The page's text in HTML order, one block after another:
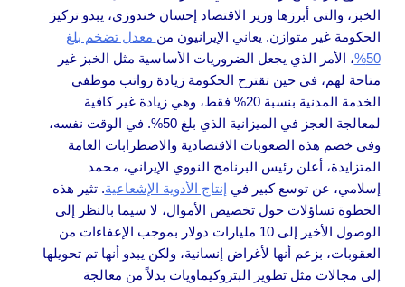
الخبز، والتي أبرزها وزير الاقتصاد إحسان خندوزي، يبدو تركيز
الحكومة غير متوازن. يعاني الإيرانيون من معدل تضخم بلغ
50%
، الأمر الذي يجعل الضروريات الأساسية مثل الخبز غير
متاحة لهم، في حين تقترح الحكومة زيادة رواتب موظفي
الخدمة المدنية بنسبة 20% فقط، وهي زيادة غير كافية
لمعالجة العجز في الميزانية الذي بلغ 50%. في الوقت نفسه،
وفي خضم هذه الصعوبات الاقتصادية والاضطرابات العامة
المتزايدة، أعلن رئيس البرنامج النووي الإيراني، محمد
إسلامي، عن توسع كبير في إنتاج الأدوية الإشعاعية. تثير هذه
الخطوة تساؤلات حول تخصيص الأموال، لا سيما بالنظر إلى
الوصول الأخير إلى 10 مليارات دولار بموجب الإعفاءات من
العقوبات، بزعم أنها لأغراض إنسانية، ولكن يبدو أنها تم تحويلها
إلى مجالات مثل تطوير البتروكيماويات بدلاً من معالجة